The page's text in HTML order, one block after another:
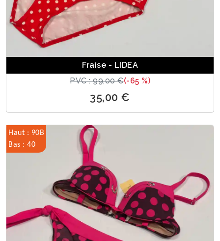
Fraise - LIDEA
PVC : 99,00 €(-65 %)
35,00 €
Haut : 90B
Bas : 40